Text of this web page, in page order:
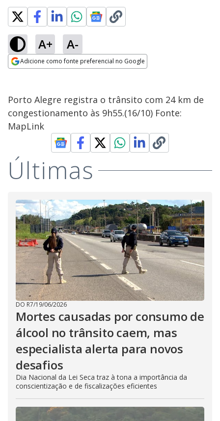
A+ A-
Adicione como fonte preferencial no Google
Porto Alegre registra o trânsito com 24 km de
congestionamento às 9h55.(16/10) Fonte:
MapLink
Últimas
DO R7/19/06/2026
Mortes causadas por consumo de
álcool no trânsito caem, mas
especialista alerta para novos
desafios
Dia Nacional da Lei Seca traz à tona a importância da
conscientização e de fiscalizações eficientes